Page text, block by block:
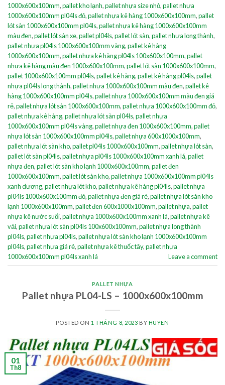
1000x600x100mm,pallet kho lạnh,pallet nhựa size nhỏ,pallet nhựa
1000x600x100mm pl04ls đỏ,pallet nhựa kê hàng 1000x600x100mm,pallet
lót sàn 1000x600x100mm pl04ls,pallet nhựa kê hàng 1000x600x100mm
màu đen,pallet lót sàn xe,pallet pl04ls,pallet lót sàn,pallet nhựa long thành,
pallet nhựa pl04ls 1000x600x100mm vàng,pallet kê hàng
1000x600x100mm,pallet nhựa kê hàng pl04ls 100x600x100mm,pallet
nhựa kê hàng màu đen 1000x600x100mm,pallet lót sàn 1000x600x100mm,
pallet 1000x600x100mm pl04ls,pallet kê hàng,pallet kê hàng pl04ls,pallet
nhựa pl04ls long thành,pallet nhựa 1000x600x100mm màu đen,pallet kê
hàng 1000x600x100mm pl04ls,pallet nhựa 1000x600x100mm màu đen giá
rẻ,pallet nhựa lót sàn 1000x600x100mm,pallet nhựa 1000x600x100mm đỏ,
pallet nhựa kê hàng,pallet nhựa lót sàn pl04ls,pallet nhựa
1000x600x100mm pl04ls vàng,pallet nhựa đen 1000x600x100mm,pallet
nhựa lót sàn 1000x600x100mm pl04ls,pallet nhựa 600x1000x100mm,
pallet nhựa lót sàn kho,pallet pl04ls 1000x600x100mm,pallet nhựa lót sàn,
pallet lót sàn pl04ls,pallet nhựa pl04ls 1000x600x100mm xanh lá,pallet
nhựa đen,pallet lót sàn kho lạnh 1000x600x100mm,pallet đen
1000x600x100mm,pallet lót sàn kho,pallet nhựa 1000x600x100mm pl04ls
xanh dương,pallet nhựa lót kho,pallet nhựa kê hàng pl04ls,pallet nhựa
pl04ls 1000x600x100mm đỏ,pallet nhựa đen giá rẻ,pallet nhựa lót sàn kho
lạnh 1000x600x100mm,pallet đen 600x1000x100mm,pallet nhựa,pallet
nhựa kê nước suối,pallet nhựa 1000x600x100mm xanh lá,pallet nhựa kê
vải,pallet nhựa lót sàn pl04ls 100x600x100mm,pallet nhựa long thành
pl04ls,pallet nhựa pl04ls,pallet nhựa lót sàn kho lạnh 1000x600x100mm
pl04ls,pallet nhựa giá rẻ,pallet nhựa kê thuốc tây,pallet nhựa
1000x600x100mm pl04ls xanh lá
Leave a comment
PALLET NHỰA
Pallet nhựa PL04-LS – 1000x600x100mm
POSTED ON 1 THÁNG 8, 2023 BY HUYEN
01
Th8